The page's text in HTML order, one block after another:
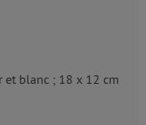
blanc ; 18 x 12 cm